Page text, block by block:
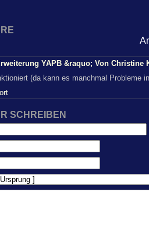
YAPB &raquo; Von Christine
(da kann es manchmal Probleme
SCHREIBEN